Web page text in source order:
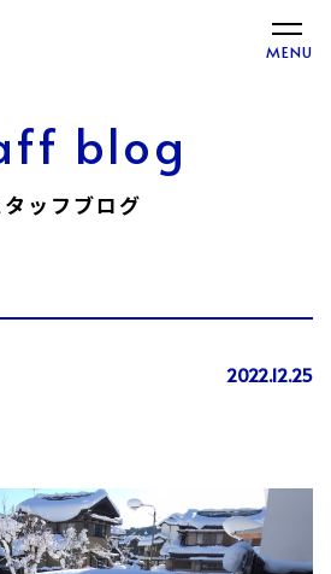
toggle
MENU
blog
タッフブログ
2022.12.25